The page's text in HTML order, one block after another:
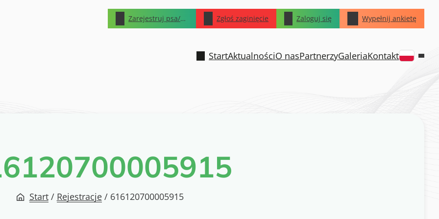
Zarejestruj psa/kota Zgłoś zaginięcie Zaloguj się Wypełnij ankietę
StartAktualnościO nasPartnerzyGaleriaKontakt
Start / Rejestracje / 616120700005915